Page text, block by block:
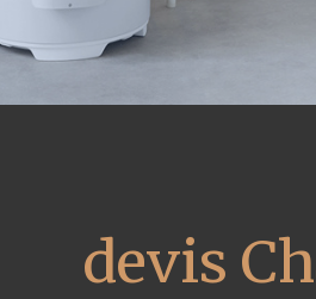
devis